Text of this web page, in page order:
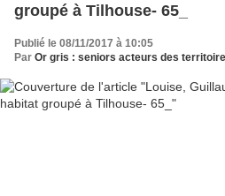
groupé à Tilhouse- 65_
Publié le 08/11/2017 à 10:05
Par Or gris : seniors acteurs des territoires,